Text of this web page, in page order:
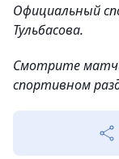
Официальный
Тульбасова.
Смотрите
спортивном